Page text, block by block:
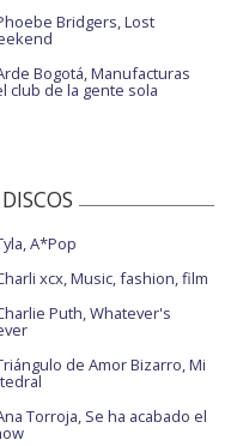
Bridgers, Lost
Bogotá, Manufacturas
club de la gente sola
A*Pop
xcx, Music, fashion, film
Puth, Whatever's
de Amor Bizarro, Mi
Torroja, Se ha acabado el